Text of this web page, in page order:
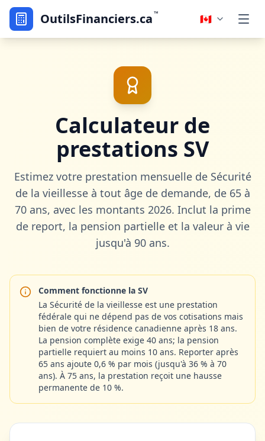
OutilsFinanciers.ca ™ 🇨🇦
Calculateur de
prestations SV
Estimez votre prestation mensuelle de Sécurité
de la vieillesse à tout âge de demande, de 65 à
70 ans, avec les montants 2026. Inclut la prime
de report, la pension partielle et la valeur à vie
jusqu'à 90 ans.
Comment fonctionne la SV
La Sécurité de la vieillesse est une prestation
fédérale qui ne dépend pas de vos cotisations mais
bien de votre résidence canadienne après 18 ans.
La pension complète exige 40 ans; la pension
partielle requiert au moins 10 ans. Reporter après
65 ans ajoute 0,6 % par mois (jusqu'à 36 % à 70
ans). À 75 ans, la prestation reçoit une hausse
permanente de 10 %.